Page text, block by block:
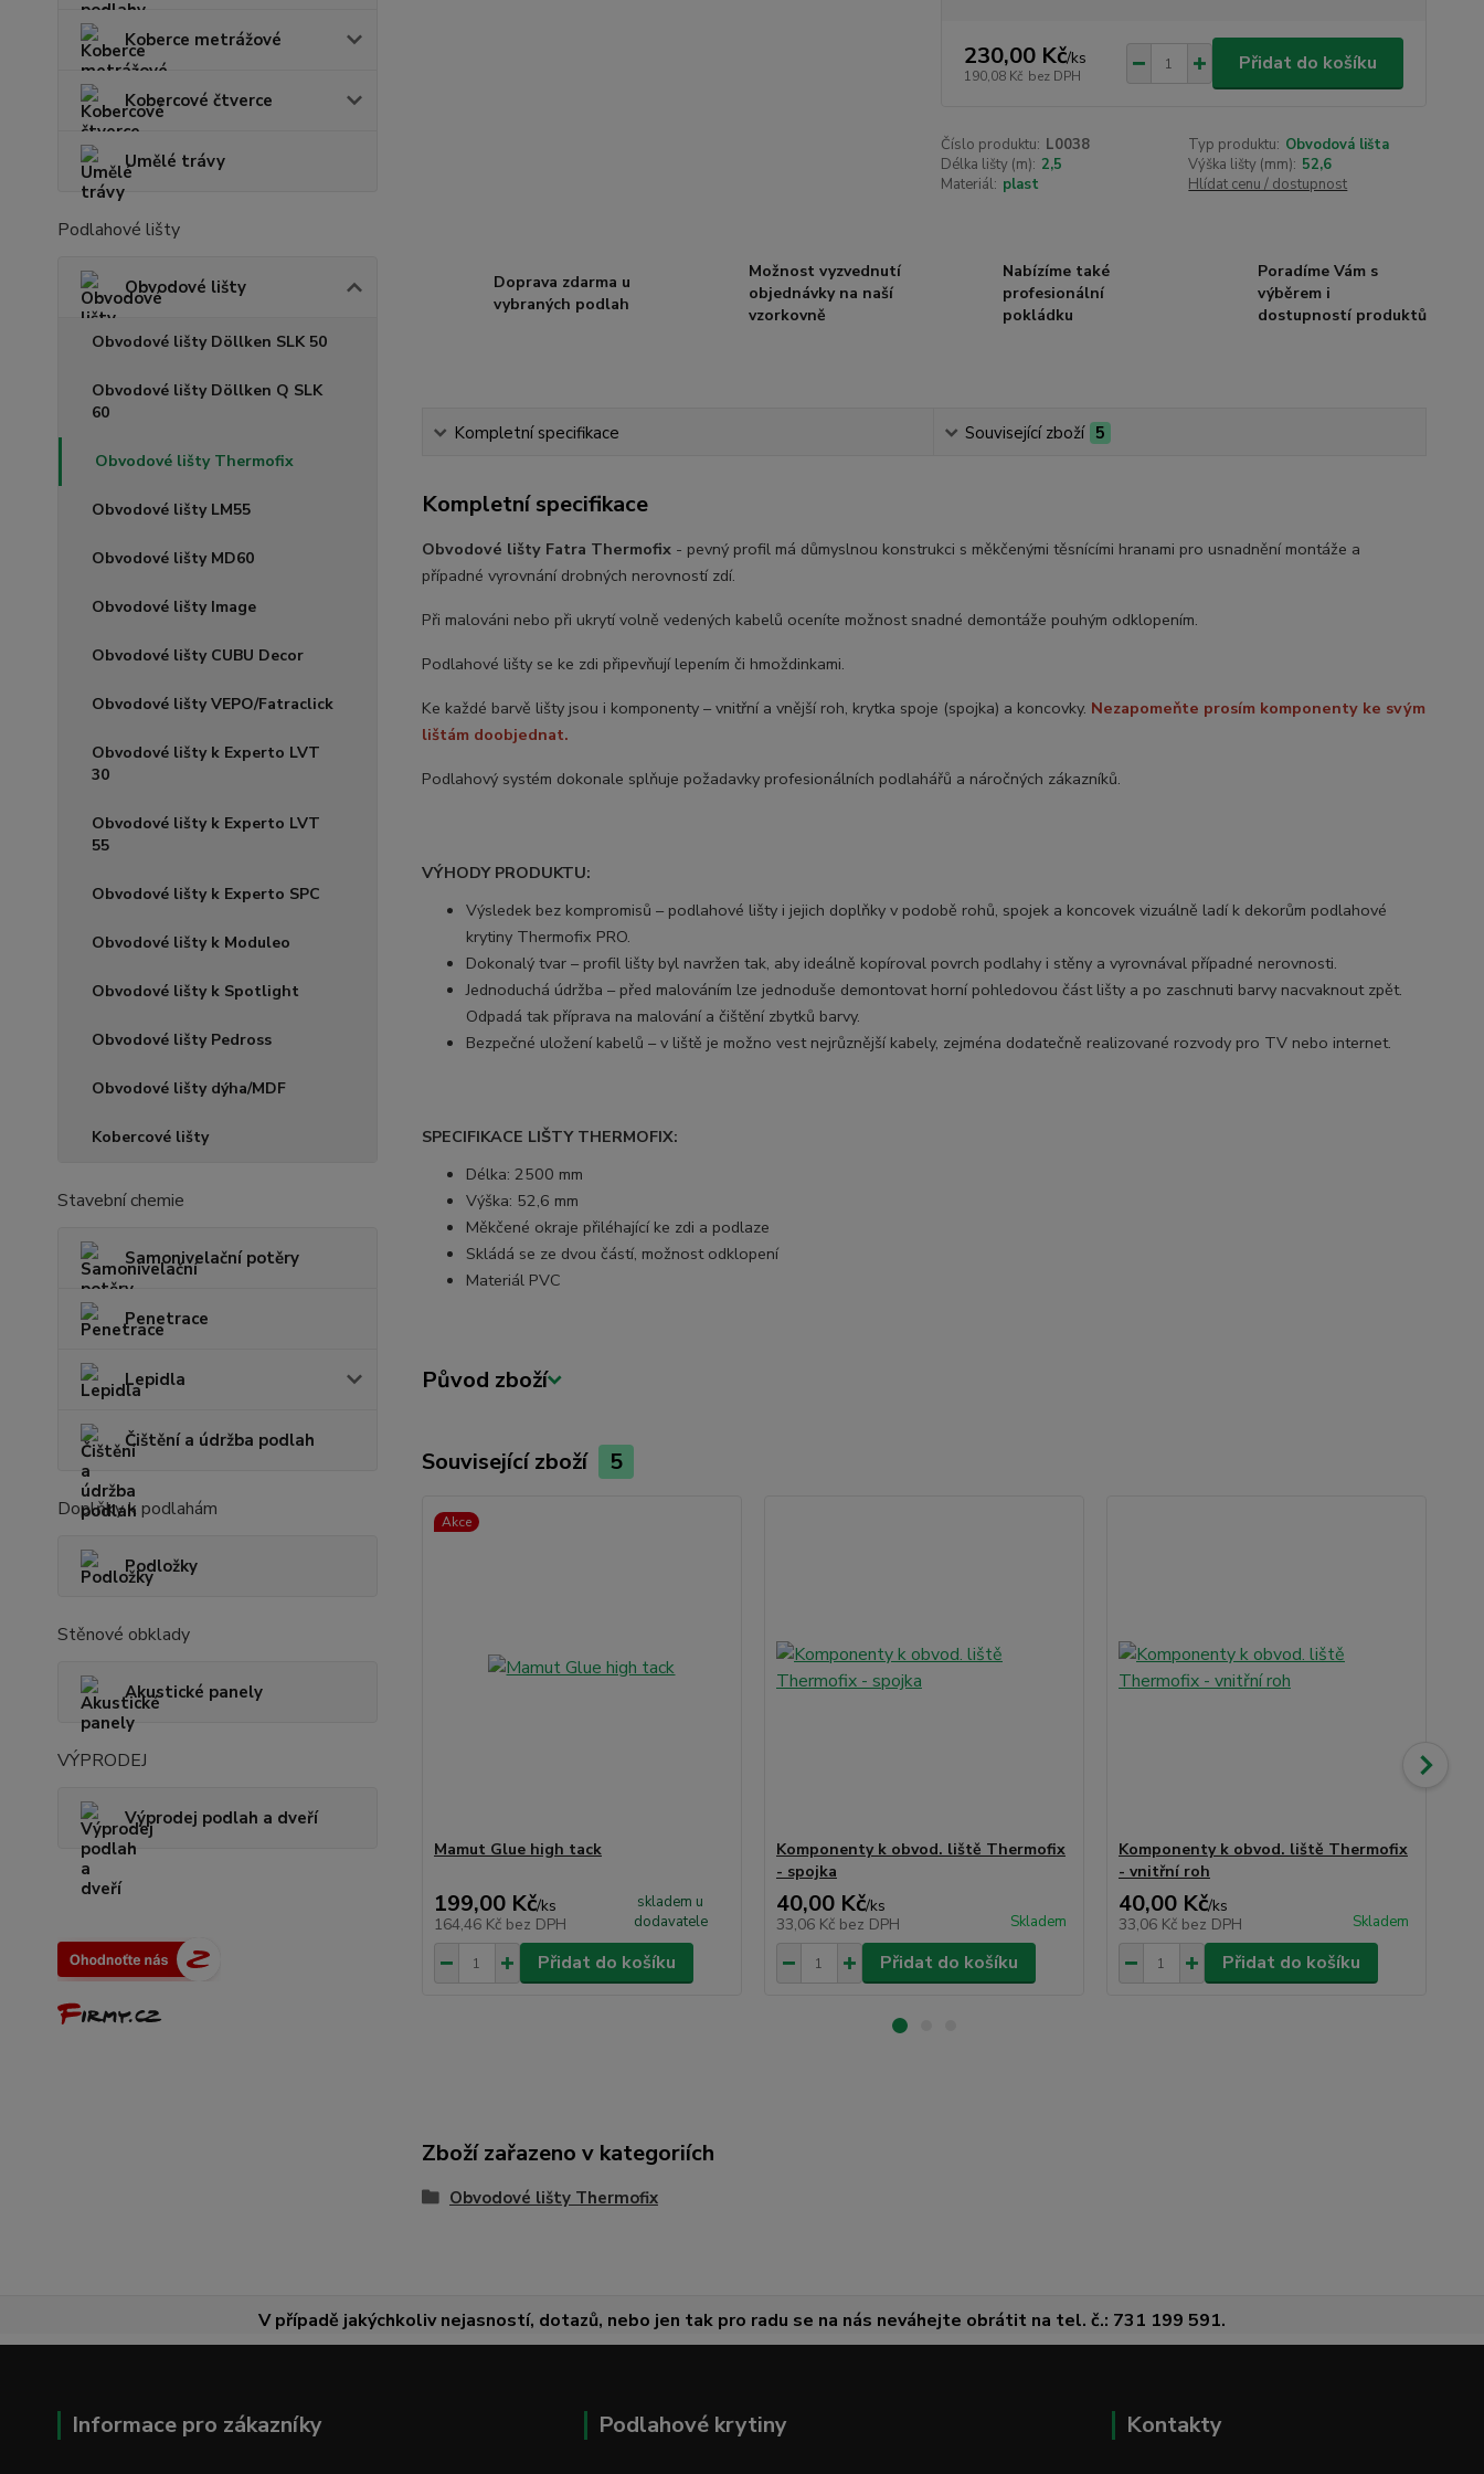
Koberce metrážové
Kobercové čtverce
Umělé trávy
Podlahové lišty
Obvodové lišty
Obvodové lišty Döllken SLK 50
Obvodové lišty Döllken Q SLK
60
Obvodové lišty Thermofix
Obvodové lišty LM55
Obvodové lišty MD60
Obvodové lišty Image
Obvodové lišty CUBU Decor
Obvodové lišty VEPO/Fatraclick
Obvodové lišty k Experto LVT
30
Obvodové lišty k Experto LVT
55
Obvodové lišty k Experto SPC
Obvodové lišty k Moduleo
Obvodové lišty k Spotlight
Obvodové lišty Pedross
Obvodové lišty dýha/MDF
Kobercové lišty
Stavební chemie
Samonivelační potěry
Penetrace
Lepidla
Čištění a údržba podlah
Doplňky k podlahám
Podložky
Stěnové obklady
Akustické panely
VÝPRODEJ
Výprodej podlah a dveří
230,00 Kč/ks
190,08 Kč bez DPH
Přidat do košíku
Číslo produktu: L0038 Typ produktu: Obvodová lišta
Délka lišty (m): 2,5 Výška lišty (mm): 52,6
Materiál: plast Hlídat cenu / dostupnost
Doprava zdarma u
vybraných podlah
Možnost vyzvednutí
objednávky na naší
vzorkovně
Nabízíme také
profesionální
pokládku
Poradíme Vám s
výběrem i
dostupností produktů
Kompletní specifikace Související zboží 5
Kompletní specifikace
Obvodové lišty Fatra Thermofix - pevný profil má důmyslnou konstrukci s měkčenými těsnícími hranami pro usnadnění montáže a
případné vyrovnání drobných nerovností zdí.
Při malováni nebo při ukrytí volně vedených kabelů oceníte možnost snadné demontáže pouhým odklopením.
Podlahové lišty se ke zdi připevňují lepením či hmoždinkami.
Ke každé barvě lišty jsou i komponenty – vnitřní a vnější roh, krytka spoje (spojka) a koncovky. Nezapomeňte prosím komponenty ke svým
lištám doobjednat.
Podlahový systém dokonale splňuje požadavky profesionálních podlahářů a náročných zákazníků.
VÝHODY PRODUKTU:
Výsledek bez kompromisů – podlahové lišty i jejich doplňky v podobě rohů, spojek a koncovek vizuálně ladí k dekorům podlahové
krytiny Thermofix PRO.
Dokonalý tvar – profil lišty byl navržen tak, aby ideálně kopíroval povrch podlahy i stěny a vyrovnával případné nerovnosti.
Jednoduchá údržba – před malováním lze jednoduše demontovat horní pohledovou část lišty a po zaschnuti barvy nacvaknout zpět.
Odpadá tak příprava na malování a čištění zbytků barvy.
Bezpečné uložení kabelů – v liště je možno vest nejrůznější kabely, zejména dodatečně realizované rozvody pro TV nebo internet.
SPECIFIKACE LIŠTY THERMOFIX:
Délka: 2500 mm
Výška: 52,6 mm
Měkčené okraje přiléhající ke zdi a podlaze
Skládá se ze dvou částí, možnost odklopení
Materiál PVC
Původ zboží
Související zboží 5
Akce
Mamut Glue high tack
199,00 Kč/ks
164,46 Kč bez DPH
skladem u
dodavatele
Přidat do košíku
Komponenty k obvod. liště Thermofix
- spojka
40,00 Kč/ks
33,06 Kč bez DPH Skladem
Přidat do košíku
Komponenty k obvod. liště Thermofix
- vnitřní roh
40,00 Kč/ks
33,06 Kč bez DPH Skladem
Přidat do košíku
Zboží zařazeno v kategoriích
Obvodové lišty Thermofix
V případě jakýchkoliv nejasností, dotazů, nebo jen tak pro radu se na nás neváhejte obrátit na tel. č.: 731 199 591.
Informace pro zákazníky Podlahové krytiny Kontakty